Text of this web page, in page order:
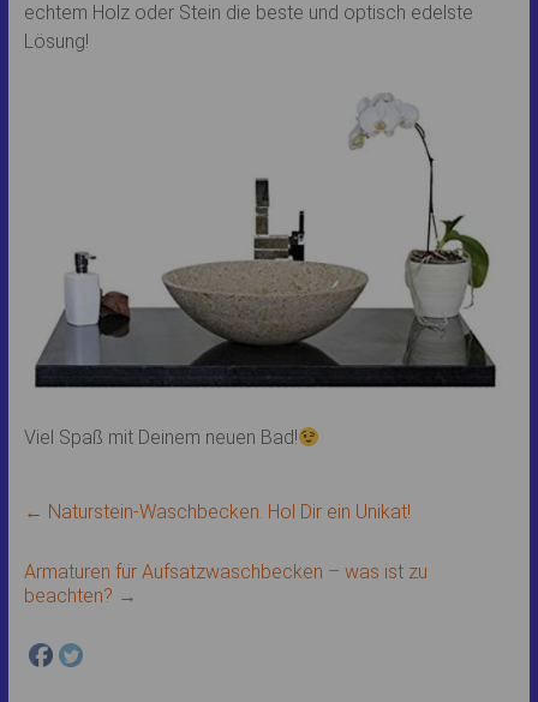
echtem Holz oder Stein die beste und optisch edelste
Lösung!
Viel Spaß mit Deinem neuen Bad!
← Naturstein-Waschbecken. Hol Dir ein Unikat!
Armaturen für Aufsatzwaschbecken – was ist zu
beachten? →
Facebookist deaktiviert.
✓ Zulassen